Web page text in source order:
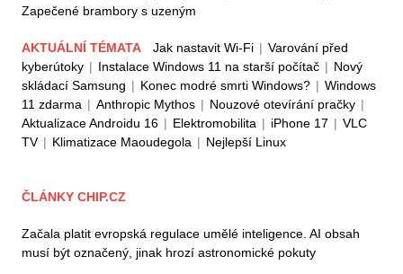
Zapečené brambory s uzeným
AKTUÁLNÍ TÉMATA Jak nastavit Wi-Fi | Varování před
kyberútoky | Instalace Windows 11 na starší počítač | Nový
skládací Samsung | Konec modré smrti Windows? | Windows
11 zdarma | Anthropic Mythos | Nouzové otevírání pračky |
Aktualizace Androidu 16 | Elektromobilita | iPhone 17 | VLC
TV | Klimatizace Maoudegola | Nejlepší Linux
ČLÁNKY CHIP.CZ
Začala platit evropská regulace umělé inteligence. AI obsah
musí být označený, jinak hrozí astronomické pokuty